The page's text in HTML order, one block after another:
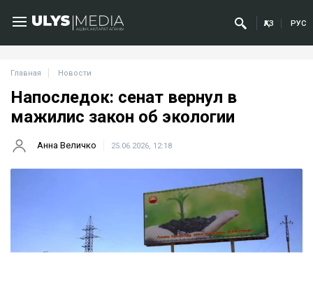
ҚАЗ РУС
Главная Новости
Напоследок: сенат вернул в
мажилис закон об экологии
Анна Величко 25.06.2026, 12:18